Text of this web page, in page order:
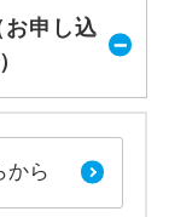
申し込
から